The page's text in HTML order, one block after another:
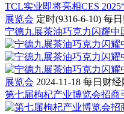
TCL实业即将亮相CES
展览会 定时(9316-6-10) 每日
宁德九展茶油巧克力闪耀
展览会 2024-11-18 每日财经
第七届枸杞产业博览会招